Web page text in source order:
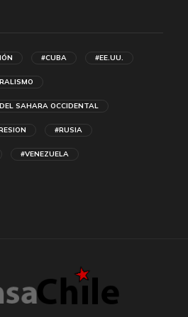
#CUBA #EE.UU.
SAHARA OCCIDENTAL
#RUSIA
#VENEZUELA